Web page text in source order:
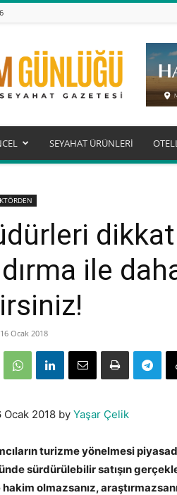
Turizm
Günlüğü
SEYAHAT ÜRÜNLERİ
ile
16 Ocak 2018
Ocak 2018 by Yaşar Çelik
turizme yönelmesi
sürdürülebilir satışın
olmazsanız,